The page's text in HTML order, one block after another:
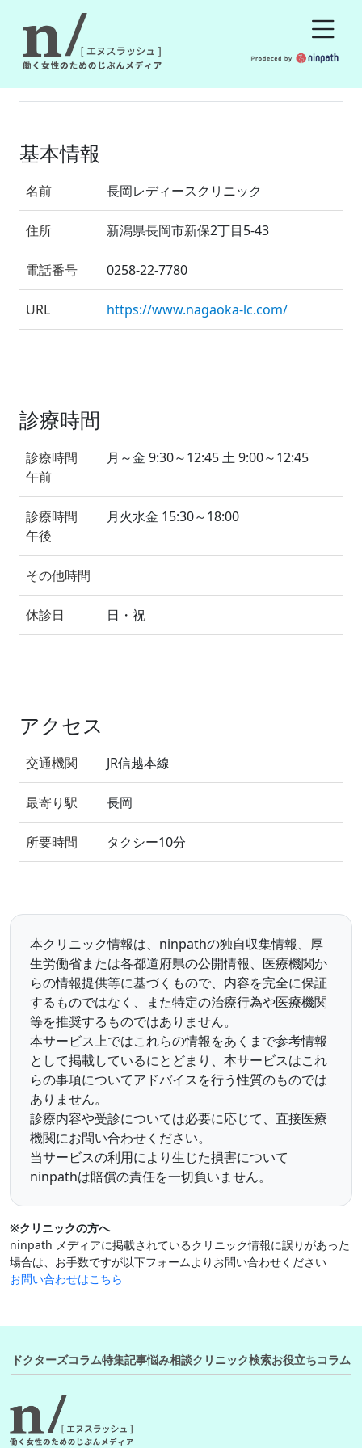
基本情報
名前 長岡レディースクリニック
住所 新潟県長岡市新保2丁目5-43
電話番号 0258-22-7780
URL https://www.nagaoka-lc.com/
診療時間
診療時間
午前
月～金 9:30～12:45 土 9:00～12:45
診療時間
午後
月火水金 15:30～18:00
その他時間
休診日 日・祝
アクセス
交通機関 JR信越本線
最寄り駅 長岡
所要時間 タクシー10分
本クリニック情報は、ninpathの独自収集情報、厚
生労働省または各都道府県の公開情報、医療機関か
らの情報提供等に基づくもので、内容を完全に保証
するものではなく、また特定の治療行為や医療機関
等を推奨するものではありません。
本サービス上ではこれらの情報をあくまで参考情報
として掲載しているにとどまり、本サービスはこれ
らの事項についてアドバイスを行う性質のものでは
ありません。
診療内容や受診については必要に応じて、直接医療
機関にお問い合わせください。
当サービスの利用により生じた損害について
ninpathは賠償の責任を一切負いません。
※クリニックの方へ
ninpath メディアに掲載されているクリニック情報に誤りがあった
場合は、お手数ですが以下フォームよりお問い合わせください
お問い合わせはこちら
ドクターズコラム特集記事悩み相談クリニック検索お役立ちコラム